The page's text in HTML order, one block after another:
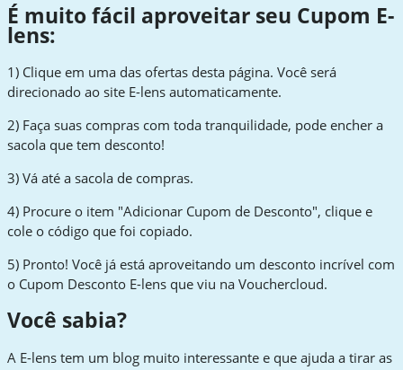
É muito fácil aproveitar seu Cupom E-
lens:
1) Clique em uma das ofertas desta página. Você será
direcionado ao site E-lens automaticamente.
2) Faça suas compras com toda tranquilidade, pode encher a
sacola que tem desconto!
3) Vá até a sacola de compras.
4) Procure o item "Adicionar Cupom de Desconto", clique e
cole o código que foi copiado.
5) Pronto! Você já está aproveitando um desconto incrível com
o Cupom Desconto E-lens que viu na Vouchercloud.
Você sabia?
A E-lens tem um blog muito interessante e que ajuda a tirar as